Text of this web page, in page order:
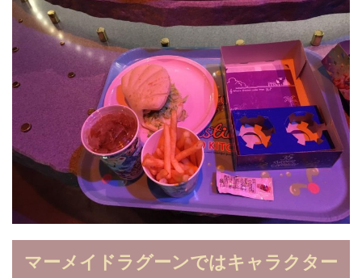
マーメイドラグーンではキャラクター